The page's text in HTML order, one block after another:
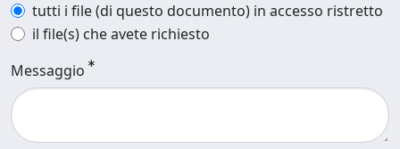
tutti i file (di questo documento) in accesso ristretto
il file(s) che avete richiesto
Messaggio